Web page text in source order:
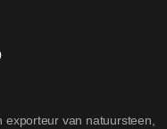
exporteur van natuursteen,